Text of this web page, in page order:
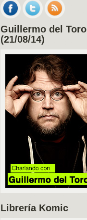
Guillermo del Toro
(21/08/14)
Librería Komic